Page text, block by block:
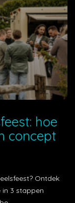
hoe
concept
Ontdek
in 3 stappen